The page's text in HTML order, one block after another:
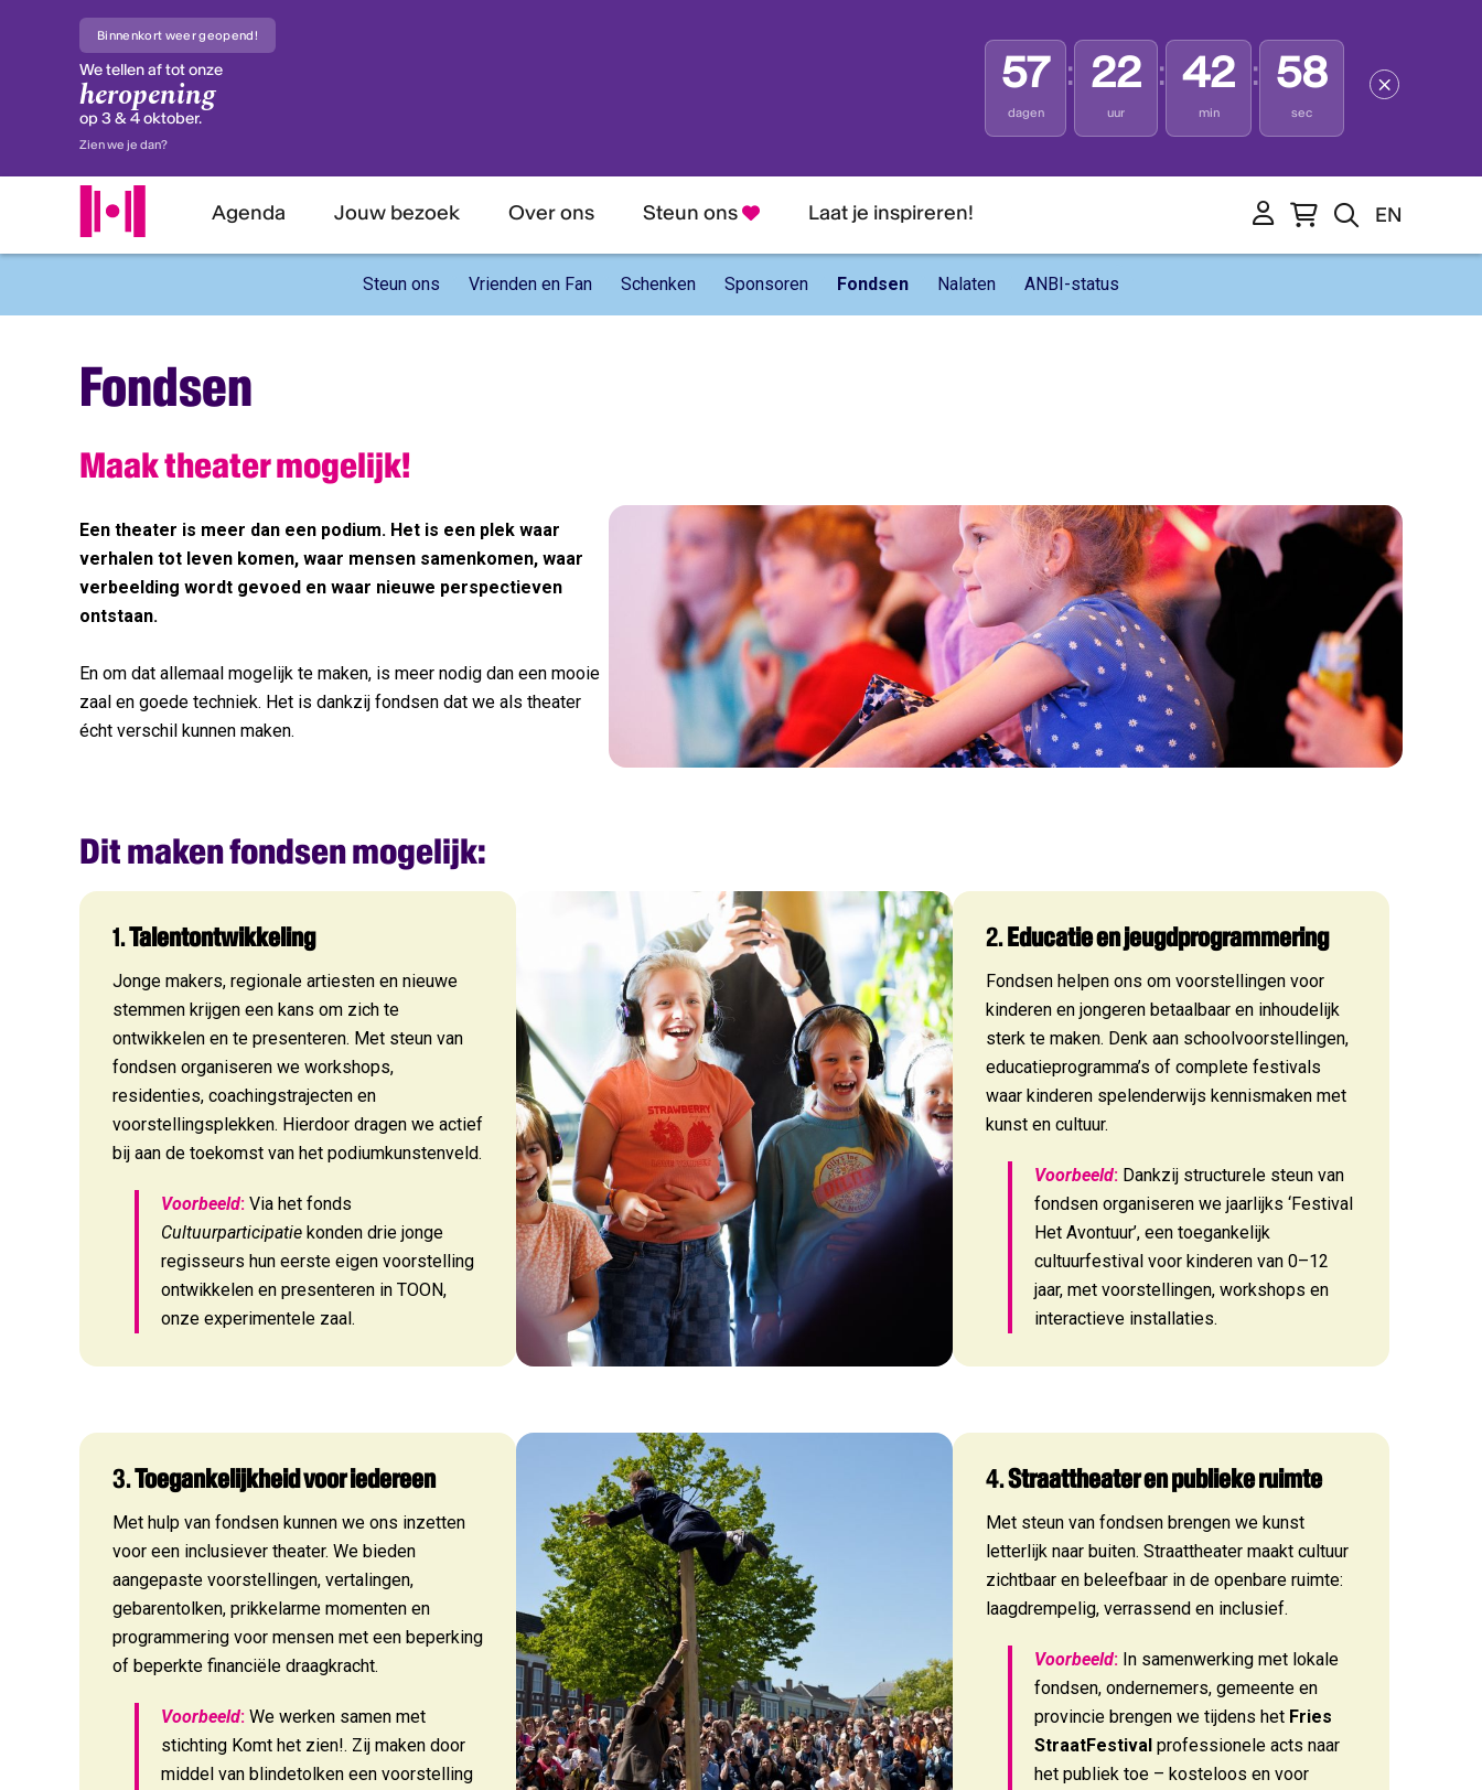
Binnenkort weer geopend!
We tellen af tot onze
heropening
op 3 & 4 oktober.
Zien we je dan?
57
dagen
: 22
uur
: 42
min
: 57
sec
Agenda Jouw bezoek Over ons Steun ons Laat je inspireren! EN
Steun ons Vrienden en Fan Schenken Sponsoren Fondsen Nalaten ANBI-status
Fondsen
Maak theater mogelijk!
Een theater is meer dan een podium. Het is een plek waar
verhalen tot leven komen, waar mensen samenkomen, waar
verbeelding wordt gevoed en waar nieuwe perspectieven
ontstaan.
En om dat allemaal mogelijk te maken, is meer nodig dan een mooie
zaal en goede techniek. Het is dankzij fondsen dat we als theater
écht verschil kunnen maken.
Dit maken fondsen mogelijk:
1.Talentontwikkeling
Jonge makers, regionale artiesten en nieuwe
stemmen krijgen een kans om zich te
ontwikkelen en te presenteren. Met steun van
fondsen organiseren we workshops,
residenties, coachingstrajecten en
voorstellingsplekken. Hierdoor dragen we actief
bij aan de toekomst van het podiumkunstenveld.
Voorbeeld: Via het fonds
Cultuurparticipatie konden drie jonge
regisseurs hun eerste eigen voorstelling
ontwikkelen en presenteren in TOON,
onze experimentele zaal.
2.Educatie en jeugdprogrammering
Fondsen helpen ons om voorstellingen voor
kinderen en jongeren betaalbaar en inhoudelijk
sterk te maken. Denk aan schoolvoorstellingen,
educatieprogramma’s of complete festivals
waar kinderen spelenderwijs kennismaken met
kunst en cultuur.
Voorbeeld: Dankzij structurele steun van
fondsen organiseren we jaarlijks ‘Festival
Het Avontuur’, een toegankelijk
cultuurfestival voor kinderen van 0–12
jaar, met voorstellingen, workshops en
interactieve installaties.
3.Toegankelijkheid voor iedereen
Met hulp van fondsen kunnen we ons inzetten
voor een inclusiever theater. We bieden
aangepaste voorstellingen, vertalingen,
gebarentolken, prikkelarme momenten en
programmering voor mensen met een beperking
of beperkte financiële draagkracht.
Voorbeeld: We werken samen met
stichting Komt het zien!. Zij maken door
middel van blindetolken een voorstelling
4.Straattheater en publieke ruimte
Met steun van fondsen brengen we kunst
letterlijk naar buiten. Straattheater maakt cultuur
zichtbaar en beleefbaar in de openbare ruimte:
laagdrempelig, verrassend en inclusief.
Voorbeeld: In samenwerking met lokale
fondsen, ondernemers, gemeente en
provincie brengen we tijdens het Fries
StraatFestival professionele acts naar
het publiek toe – kosteloos en voor
Welke nieuwsbrief wil je ontvangen?
Wekelijkse update
Mis niets: het laatste theaternieuws, updates en info over nieuwe kaartverkoop
Harmonie Young update
Een wekelijkse update en tips voor iedereen tussen 12 en 29 jaar.